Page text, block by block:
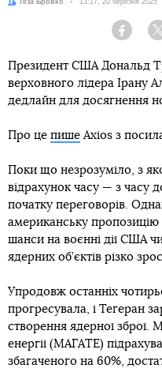
Автор:
Ліза Бровко Дата:
13:17, 20 березня 2025
Президент США Дональд
верховного лідера Ірану
дедлайн для досягнення
Про це пише Axios з
Поки що незрозуміло, з
відрахунок часу — з часу
початку переговорів.
американську пропозицію
шанси на воєнні дії США
ядерних об’єктів різко
Упродовж останніх
прогресувала, і Тегеран
створення ядерної зброї.
енергії (МАГАТЕ)
збагаченого на 60%,